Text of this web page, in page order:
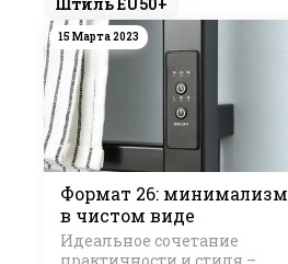
15 Марта 2023
Формат 26: минимализм
в чистом виде
Идеальное сочетание